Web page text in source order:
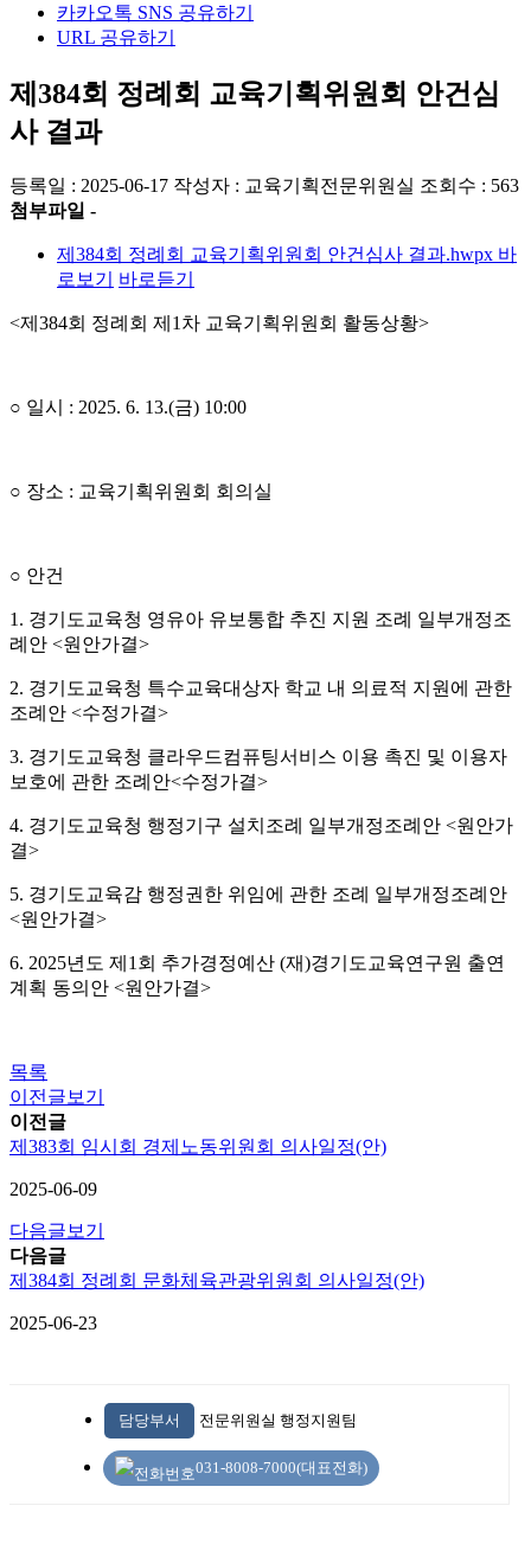
카카오톡 SNS 공유하기
URL 공유하기
제384회 정례회 교육기획위원회 안건심
사 결과
등록일 : 2025-06-17 작성자 : 교육기획전문위원실 조회수 : 563
첨부파일 -
제384회 정례회 교육기획위원회 안건심사 결과.hwpx 바
로보기
바로듣기
<제384회 정례회 제1차 교육기획위원회 활동상황>
○ 일시 : 2025. 6. 13.(금) 10:00
○ 장소 : 교육기획위원회 회의실
○ 안건
1. 경기도교육청 영유아 유보통합 추진 지원 조례 일부개정조
례안 <원안가결>
2. 경기도교육청 특수교육대상자 학교 내 의료적 지원에 관한
조례안 <수정가결>
3. 경기도교육청 클라우드컴퓨팅서비스 이용 촉진 및 이용자
보호에 관한 조례안<수정가결>
4. 경기도교육청 행정기구 설치조례 일부개정조례안 <원안가
결>
5. 경기도교육감 행정권한 위임에 관한 조례 일부개정조례안
<원안가결>
6. 2025년도 제1회 추가경정예산 (재)경기도교육연구원 출연
계획 동의안 <원안가결>
목록
이전글보기
이전글
제383회 임시회 경제노동위원회 의사일정(안)
2025-06-09
다음글보기
다음글
제384회 정례회 문화체육관광위원회 의사일정(안)
2025-06-23
담당부서 전문위원실 행정지원팀
031-8008-7000(대표전화)